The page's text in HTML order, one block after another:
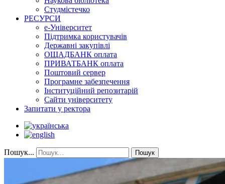
Студмістечко
РЕСУРСИ
е-Університет
Підтримка користувачів
Державні закупівлі
ОЩАДБАНК оплата
ПРИВАТБАНК оплата
Поштовий сервер
Програмне забезпечення
Інституційний репозитарій
Сайти університету
Запитати у ректора
Пошук... Пошук